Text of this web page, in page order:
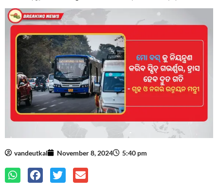
vandeutkal November 8, 2024 5:40 pm